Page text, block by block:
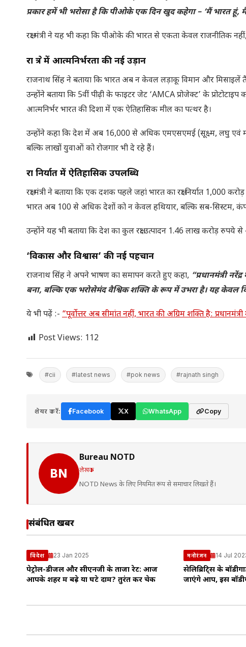
प्रकार हमें भी भरोसा है कि पीओके एक दिन खुद कहेगा – ‘मैं भारत हूं,
रक्षा मंत्री ने यह भी कहा कि पीओके की भारत से एकता केवल राजनीतिक
रक्षा क्षेत्र में आत्मनिर्भरता की नई उड़ान
राजनाथ सिंह ने बताया कि भारत अब न केवल लड़ाकू विमान और मिसाइलें
उन्होंने बताया कि 5वीं पीढ़ी के फाइटर जेट ‘AMCA प्रोजेक्ट’ के प्रोटोटाइप
आत्मनिर्भर भारत की दिशा में एक ऐतिहासिक मील का पत्थर है।
उन्होंने कहा कि देश में अब 16,000 से अधिक एमएसएमई (सूक्ष्म, लघु एवं मध्यम
बल्कि लाखों युवाओं को रोजगार भी दे रहे हैं।
रक्षा निर्यात में ऐतिहासिक उपलब्धि
रक्षा मंत्री ने बताया कि एक दशक पहले जहां भारत का रक्षा निर्यात
भारत अब 100 से अधिक देशों को न केवल हथियार, बल्कि सब-सिस्टम,
उन्होंने यह भी बताया कि देश का कुल रक्षा उत्पादन 1.46 लाख करोड़ रुपये
‘विकास और विश्वास’ की नई पहचान
राजनाथ सिंह ने अपने भाषण का समापन करते हुए कहा, “प्रधानमंत्री
बना, बल्कि एक भरोसेमंद वैश्विक शक्ति के रूप में उभरा है। यह केवल
ये भी पढ़ें :- “पूर्वोत्तर अब सीमांत नहीं, भारत की अग्रिम शक्ति है: प्रधानमंत्री
Post Views: 112
#cii #latest news #pok news #rajnath singh
शेयर करें: Facebook X WhatsApp Copy
BN
Bureau NOTD
लेखक
NOTD News के लिए नियमित रूप से समाचार लिखते हैं।
संबंधित खबरें
विदेश 23 Jan 2025
पेट्रोल-डीजल और सीएनजी के ताजा रेट: आज
आपके शहर में बढ़े या घटे दाम? तुरंत करें चेक
मनोरंजन 14 Jul
सेलिब्रिटि्स के
जाएंगे आप, इस